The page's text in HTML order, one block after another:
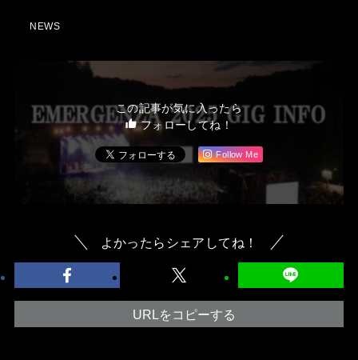
NEWS
この記事が気に入ったら
フォローしてね！
Follow Me
よかったらシェアしてね！
URLをコピーする